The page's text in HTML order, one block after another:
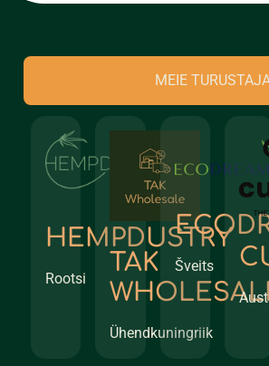
MEIE
HEMPDUSTRY
Rootsi
TAK
Ühendkuningriik
Šveits